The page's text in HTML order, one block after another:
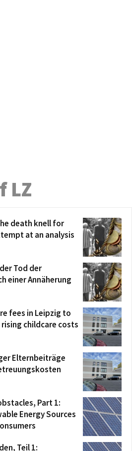
LZ
death knell for
at an analysis
Tod der
einer Annäherung
fees in Leipzig to
childcare costs
Elternbeiträge
Part 1:
Energy Sources
Teil 1: